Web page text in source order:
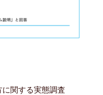
関する実態調査